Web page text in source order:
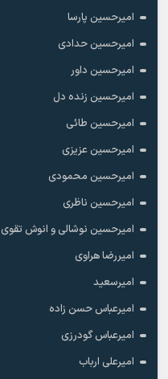
امیرحسین پارسا
امیرحسین حدادی
امیرحسین داور
امیرحسین زنده دل
امیرحسین طائی
امیرحسین عزیزی
امیرحسین محمودی
امیرحسین ناظری
امیرحسین نوشالی و انوش تقوی
امیررضا هراوی
امیرسعید
امیرعباس حسن زاده
امیرعباس گودرزی
امیرعلی ارباب